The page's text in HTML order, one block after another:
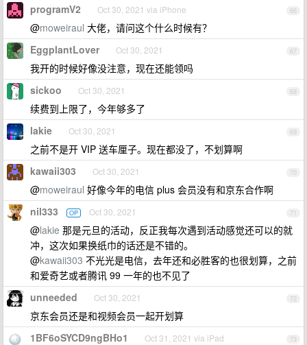
66
programV2 Oct 30, 2021 via iPhone
@moweiraul 大佬，请问这个什么时候有？
67
EggplantLover Oct 30, 2021
我开的时候好像没注意，现在还能领吗
68
sickoo Oct 30, 2021
续费到上限了，今年够多了
69
lakie Oct 30, 2021
之前不是开 VIP 送车厘子。现在都没了，不划算啊
70
kawaii303 Oct 30, 2021
@moweiraul 好像今年的电信 plus 会员没有和京东合作啊
71
nil333 OP Oct 30, 2021
@lakie 那是元旦的活动，反正我每次遇到活动感觉还可以的就
冲，这次如果换纸巾的话还是不错的。
@kawaii303 不光光是电信，去年还和必胜客的也很划算，之前
和爱奇艺或者腾讯 99 一年的也不见了
72
unneeded Oct 30, 2021
京东会员还是和视频会员一起开划算
73
1BF6oSYCD9ngBHo1 Oct 31, 2021 via iPad